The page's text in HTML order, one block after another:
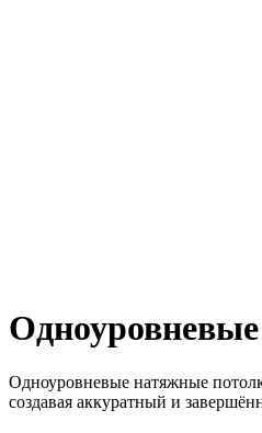
Одноуровневые натяжные
создавая аккуратный и